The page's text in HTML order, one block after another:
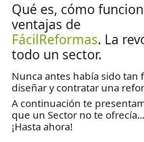
Qué es, cómo
ventajas de
FácilReformas. La
todo un sector.
Nunca antes había sido tan
diseñar y contratar una
A continuación te
que un Sector no te ofrecía...
¡Hasta ahora!